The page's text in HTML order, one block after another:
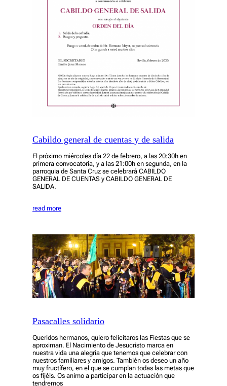
Cabildo general de cuentas y de salida
El próximo miércoles día 22 de febrero, a las 20:30h en
primera convocatoria, y a las 21:00h en segunda, en la
parroquia de Santa Cruz se celebrará CABILDO
GENERAL DE CUENTAS y CABILDO GENERAL DE
SALIDA.
read more
Pasacalles solidario
Queridos hermanos, quiero felicitaros las Fiestas que se
aproximan. El Nacimiento de Jesucristo marca en
nuestra vida una alegría que tenemos que celebrar con
nuestros familiares y amigos. También os deseo un año
muy fructífero, en el que se cumplan todas las metas que
os fijéis. Os animo a participar en la actuación que
tendremos